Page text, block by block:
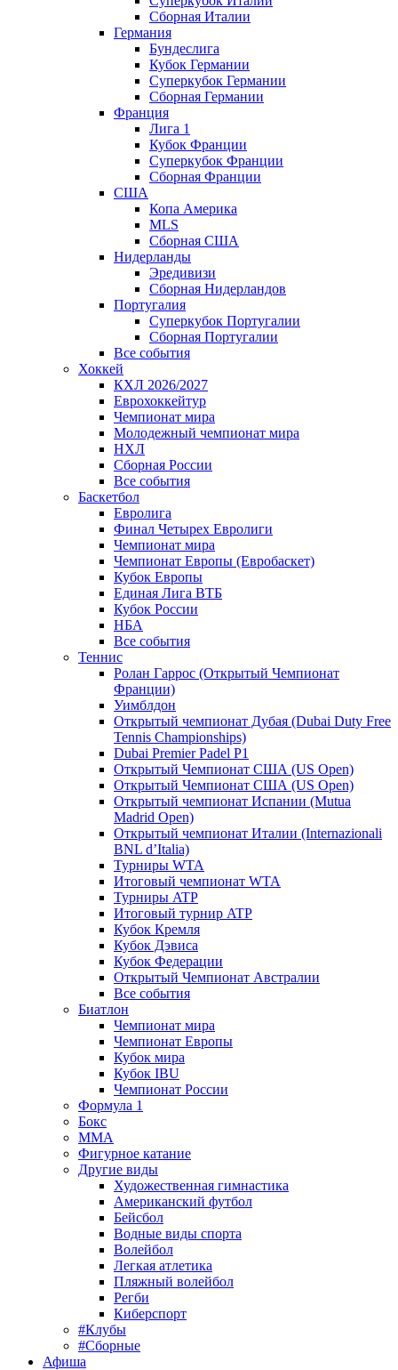
Сборная Италии
Германия
Бундеслига
Кубок Германии
Суперкубок Германии
Сборная Германии
Франция
Лига 1
Кубок Франции
Суперкубок Франции
Сборная Франции
США
Копа Америка
MLS
Сборная США
Нидерланды
Эредивизи
Сборная Нидерландов
Португалия
Суперкубок Португалии
Сборная Португалии
Все события
Хоккей
КХЛ 2026/2027
Еврохоккейтур
Чемпионат мира
Молодежный чемпионат мира
НХЛ
Сборная России
Все события
Баскетбол
Евролига
Финал Четырех Евролиги
Чемпионат мира
Чемпионат Европы (Евробаскет)
Кубок Европы
Единая Лига ВТБ
Кубок России
НБА
Все события
Теннис
Ролан Гаррос (Открытый Чемпионат
Франции)
Уимблдон
Открытый чемпионат Дубая (Dubai Duty Free
Tennis Championships)
Dubai Premier Padel P1
Открытый Чемпионат США (US Open)
Открытый Чемпионат США (US Open)
Открытый чемпионат Испании (Mutua
Madrid Open)
Открытый чемпионат Италии (Internazionali
BNL d’Italia)
Турниры WTA
Итоговый чемпионат WTA
Турниры ATP
Итоговый турнир ATP
Кубок Кремля
Кубок Дэвиса
Кубок Федерации
Открытый Чемпионат Австралии
Все события
Биатлон
Чемпионат мира
Чемпионат Европы
Кубок мира
Кубок IBU
Чемпионат России
Формула 1
Бокс
MMA
Фигурное катание
Другие виды
Художественная гимнастика
Американский футбол
Бейсбол
Водные виды спорта
Волейбол
Легкая атлетика
Пляжный волейбол
Регби
Киберспорт
#Клубы
#Сборные
Афиша